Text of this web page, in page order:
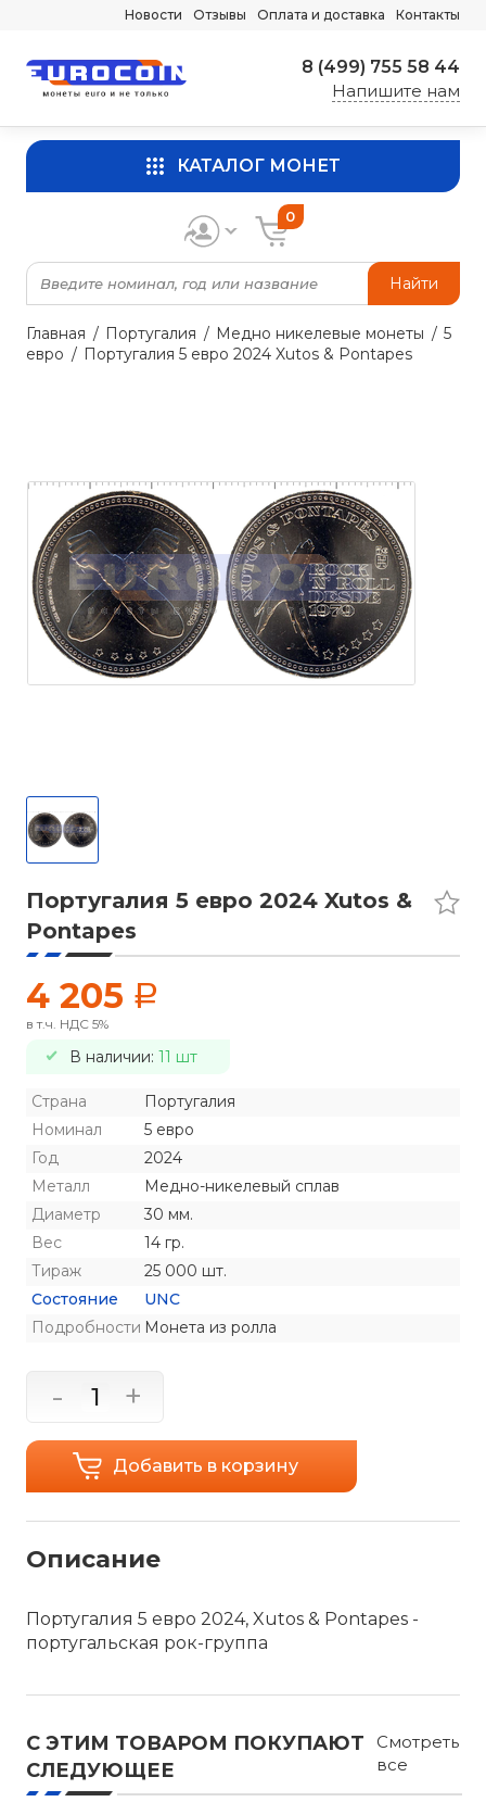
Новости Отзывы Оплата и доставка Контакты
8 (499) 755 58 44
Напишите нам
КАТАЛОГ МОНЕТ
Найти
0
Главная Португалия Медно никелевые монеты
5
евро
Португалия 5 евро 2024 Xutos & Pontapes
Португалия 5 евро 2024 Xutos &
Pontapes
4 205 a
в т.ч. НДС 5%
В наличии: 11 шт
Страна
Португалия
Номинал
5 евро
Год
2024
Металл
Медно-никелевый сплав
Диаметр
30 мм.
Вес
14 гр.
Тираж
25 000 шт.
Состояние
UNC
Подробности Монета из ролла
- +
Добавить в корзину
Описание
Португалия 5 евро 2024, Xutos & Pontapes -
португальская рок-группа
С ЭТИМ ТОВАРОМ ПОКУПАЮТ
СЛЕДУЮЩЕЕ
Смотреть
все